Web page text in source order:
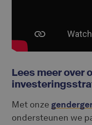
Lees meer over
Met onze
ondersteunen we